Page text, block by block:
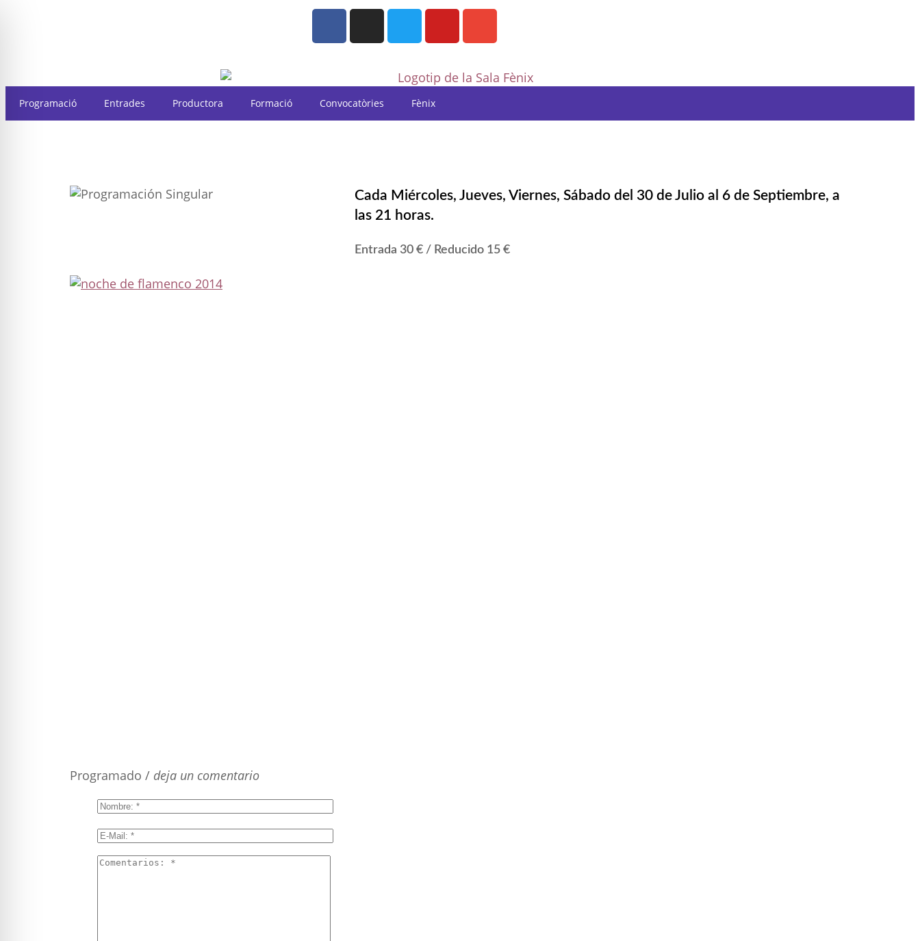
Programació Entrades Productora Formació Convocatòries Fènix
Cada Miércoles, Jueves, Viernes, Sábado del 30 de Julio al 6 de Septiembre, a
las 21 horas.
Entrada 30 € / Reducido 15 €
Programado / deja un comentario